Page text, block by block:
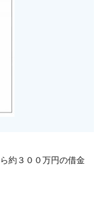
約３００万円の借金